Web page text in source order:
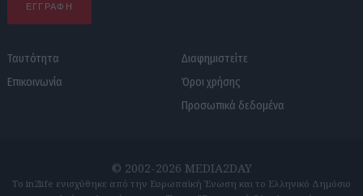
ΕΓΓΡΑΦΗ
Ταυτότητα
Επικοινωνία
Διαφημιστείτε
Όροι χρήσης
Προσωπικά δεδομένα
© 2002-2026 MEDIA2DAY
Το in2life ενισχύθηκε από την Ευρωπαϊκή Ένωση και το Ελληνικό Δημόσιο